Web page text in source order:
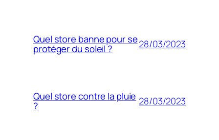
Quel store banne pour se
protéger du soleil ? 28/03/2023
Quel store contre la pluie
? 28/03/2023